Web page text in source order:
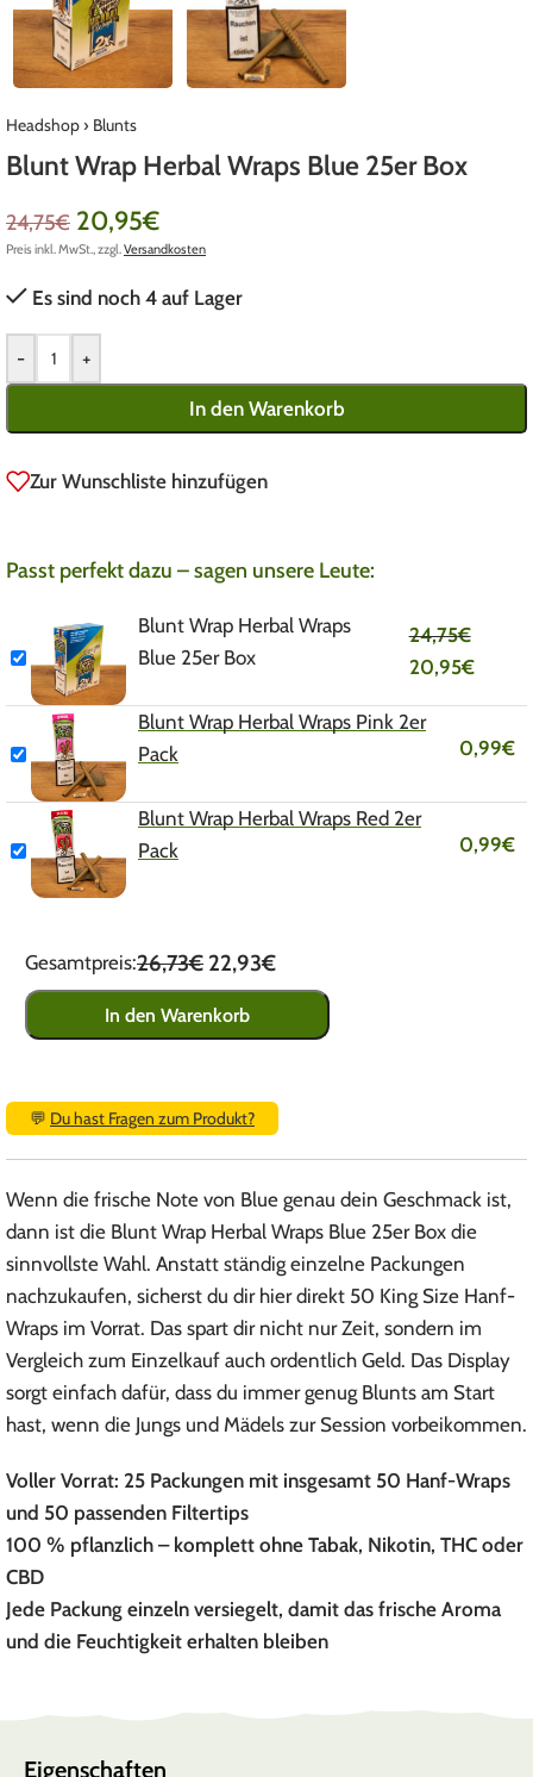
Headshop› Blunts
Blunt Wrap Herbal Wraps Blue 25er Box
24,75€ 20,95€
Preis inkl. MwSt., zzgl.Versandkosten
Es sind noch 4 auf Lager
- +
In den Warenkorb
Zur Wunschliste hinzufügen
Passt perfekt dazu – sagen unsere Leute:
Blunt Wrap Herbal Wraps
Blue 25er Box
24,75€
20,95€
Blunt Wrap Herbal Wraps Pink 2er
Pack
0,99€
Blunt Wrap Herbal Wraps Red 2er
Pack
0,99€
Gesamtpreis:26,73€ 22,93€
In den Warenkorb
💬 Du hast Fragen zum Produkt?
Wenn die frische Note von Blue genau dein Geschmack ist,
dann ist die Blunt Wrap Herbal Wraps Blue 25er Box die
sinnvollste Wahl. Anstatt ständig einzelne Packungen
nachzukaufen, sicherst du dir hier direkt 50 King Size Hanf-
Wraps im Vorrat. Das spart dir nicht nur Zeit, sondern im
Vergleich zum Einzelkauf auch ordentlich Geld. Das Display
sorgt einfach dafür, dass du immer genug Blunts am Start
hast, wenn die Jungs und Mädels zur Session vorbeikommen.
Voller Vorrat: 25 Packungen mit insgesamt 50 Hanf-Wraps
und 50 passenden Filtertips
100 % pflanzlich – komplett ohne Tabak, Nikotin, THC oder
CBD
Jede Packung einzeln versiegelt, damit das frische Aroma
und die Feuchtigkeit erhalten bleiben
Eigenschaften